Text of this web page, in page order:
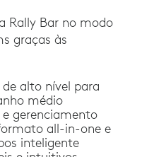
Rally Bar no modo
graças às
alto nível para
médio
gerenciamento
all-in-one e
inteligente